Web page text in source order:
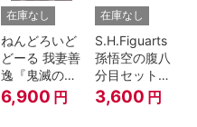
在庫なし
ねんどろいど
どーる 我妻善
逸『鬼滅の
刃』
6,900 円
在庫なし
S.H.Figuarts
孫悟空の腹八
分目セット
『ドラゴンボ
ールZ』
3,600 円